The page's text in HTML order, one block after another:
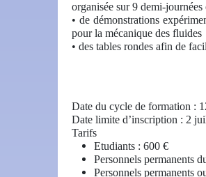
organisée sur 9 demi-
• de démonstrations
pour la mécanique des fluides
• des tables rondes afin de
Date du cycle de formation :
Date limite d’inscription : 2
Tarifs
Etudiants : 600 €
Personnels permanents
Personnels permanents